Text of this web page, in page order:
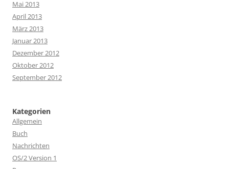
Mai 2013
April 2013
März 2013
Januar 2013
Dezember 2012
Oktober 2012
September 2012
Kategorien
Allgemein
Buch
Nachrichten
OS/2 Version 1